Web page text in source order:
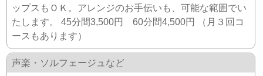
ップスもＯＫ。アレンジのお手伝いも、可能な範囲でい
たします。 45分間3,500円 60分間4,500円 （月３回コ
ースもあります）
声楽・ソルフェージュなど